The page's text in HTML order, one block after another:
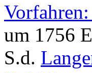
um 1756
S.d.